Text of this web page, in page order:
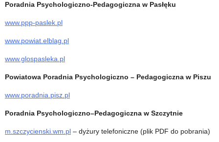
Poradnia Psychologiczno-Pedagogiczna w Pasłęku
www.ppp-paslek.pl
www.powiat.elblag.pl
www.glospasleka.pl
Powiatowa Poradnia Psychologiczno – Pedagogiczna w Piszu
www.poradnia.pisz.pl
Poradnia Psychologiczno–Pedagogiczna w Szczytnie
m.szczycienski.wm.pl – dyżury telefoniczne (plik PDF do pobrania)